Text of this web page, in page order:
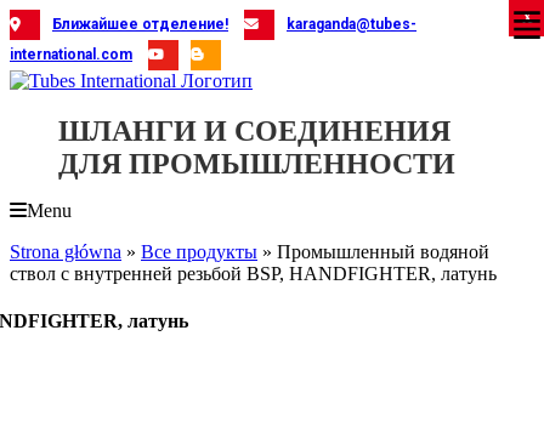
Skip
to
content
Ближайшее отделение!
karaganda@tubes-
international.com
ШЛАНГИ И СОЕДИНЕНИЯ
ДЛЯ ПРОМЫШЛЕННОСТИ
Menu
Strona główna » Все продукты » Промышленный водяной
ствол с внутренней резьбой BSP, HANDFIGHTER, латунь
латунь
X
X
X
X
X
X
X
X
X
X
X
X
X
X
X
X
X
X
X